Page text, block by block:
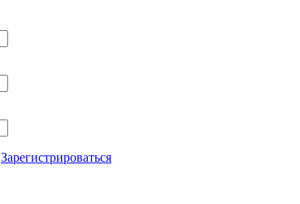
Зарегистрироваться